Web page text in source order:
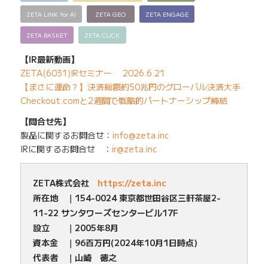
ZETA LINK for AI ZETA GEO ZETA ENGAGE
ZETA BASKET ZETA CLICK
【IR最新動画】
ZETA(6031)IRセミナー 2026.6.21
【まさに運命？】決済総額約50兆円のグローバル決済大手
Checkout.comと2週間で戦略的パートナーシップ締結
【問合せ先】
製品に関するお問合せ： info@zeta.inc
IRに関するお問合せ ： ir@zeta.inc
ZETA株式会社 https://zeta.inc
所在地 ｜154-0024 東京都世田谷区三軒茶屋2-
11-22 サンタワーズセンタービル17F
設立 ｜2005年8月
資本金 ｜96百万円(2024年10月1日時点)
代表者 ｜山崎 徳之